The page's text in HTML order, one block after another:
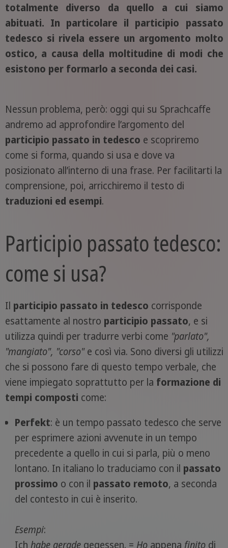
totalmente diverso da quello a cui siamo
abituati. In particolare il participio passato
tedesco si rivela essere un argomento molto
ostico, a causa della moltitudine di modi che
esistono per formarlo a seconda dei casi.
Nessun problema, però: oggi qui su Sprachcaffe
andremo ad approfondire l’argomento del
participio passato in tedesco e scopriremo
come si forma, quando si usa e dove va
posizionato all’interno di una frase. Per facilitarti la
comprensione, poi, arricchiremo il testo di
traduzioni ed esempi.
Participio passato tedesco:
come si usa?
Il participio passato in tedesco corrisponde
esattamente al nostro participio passato, e si
utilizza quindi per tradurre verbi come "parlato",
"mangiato", "corso"e così via. Sono diversi gli utilizzi
che si possono fare di questo tempo verbale, che
viene impiegato soprattutto per la formazione di
tempi composti come:
Perfekt: è un tempo passato tedesco che serve
per esprimere azioni avvenute in un tempo
precedente a quello in cui si parla, più o meno
lontano. In italiano lo traduciamo con il passato
prossimo o con il passato remoto, a seconda
del contesto in cui è inserito.
Esempi:
Ich habe geradegegessen. = Hoappena finitodi